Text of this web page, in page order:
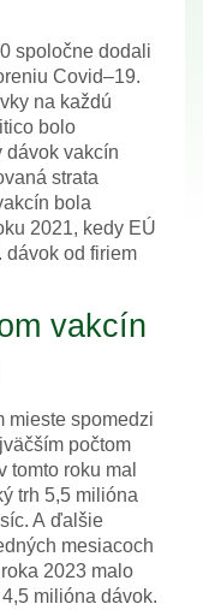
spoločne dodali
Covid–19.
na každú
bolo
dávok vakcín
strata
bola
2021, kedy EÚ
dávok od firiem
vakcín
mieste spomedzi
počtom
tomto roku mal
trh 5,5 milióna
A ďalšie
mesiacoch
2023 malo
milióna dávok.